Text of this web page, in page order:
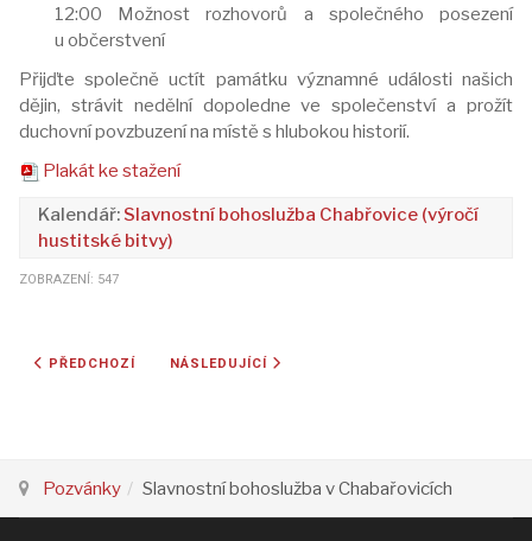
12:00 Možnost rozhovorů a společného posezení
u občerstvení
Přijďte společně uctít památku významné události našich
dějin, strávit nedělní dopoledne ve společenství a prožít
duchovní povzbuzení na místě s hlubokou historií.
Plakát ke stažení
Slavnostní bohoslužba Chabřovice (výročí
hustitské bitvy)
ZOBRAZENÍ: 547
PŘEDCHOZÍ ČLÁNEK: TURNAJ MALÉ KOPANÉ POD CČSH
PŘEDCHOZÍ DALŠÍ ČLÁNEK: XXV. POUŤ NA SÁZAVU -
NÁSLEDUJÍCÍ
Pozvánky Slavnostní bohoslužba v Chabařovicích